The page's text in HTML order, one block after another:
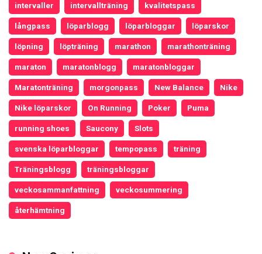
intervaller intervallträning kvalitetspass
långpass löparblogg löparbloggar löparskor
löpning löpträning marathon marathonträning
maraton maratonblogg maratonbloggar
Maratonträning morgonpass New Balance Nike
Nike löparskor On Running Poker Puma
running shoes Saucony Slots
svenska löparbloggar tempopass träning
Träningsblogg träningsbloggar
veckosammanfattning veckosummering
återhämtning